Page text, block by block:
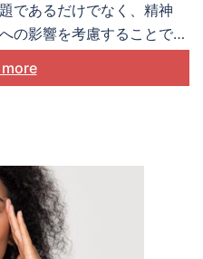
であるだけでなく、精神
の影響を考慮することで早
離が心理的に悪影響を及
などが、隔離がもたらす心
挙げられました。ポジショ
影響を正確に評価し、これ
タルヘルス研究の優先事項